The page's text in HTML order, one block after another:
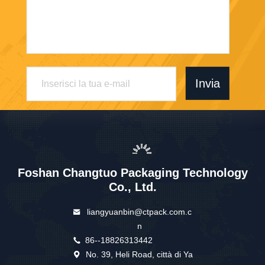
Invia
Foshan Changtuo Packaging Technology
Co., Ltd.
liangyuanbin@ctpack.com.c
n
86--18826313442
No. 39, Heli Road, città di Ya